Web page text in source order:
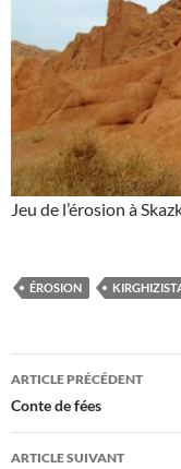
Jeu de l’érosion à
ÉROSION
Navigation
des
articles
ARTICLE PRÉCÉDENT
Conte de fées
ARTICLE SUIVANT